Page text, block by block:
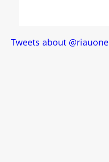
Tweets about @riauone